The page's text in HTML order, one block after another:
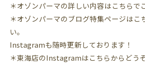
＊オゾンパーマの詳しい内容はこちらで
＊オゾンパーマのブログ特集ページはこ
い。
Instagramも随時更新しております！
＊東海店のInstagramはこちらからどう